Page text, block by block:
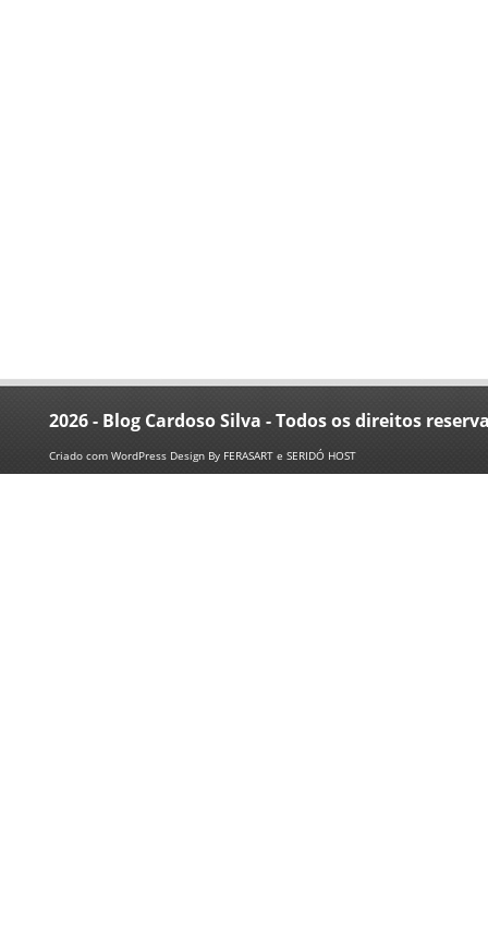
2026 - Blog Cardoso Silva - Todos os direitos
Criado com WordPress Design By FERASART e SERIDÓ HOST